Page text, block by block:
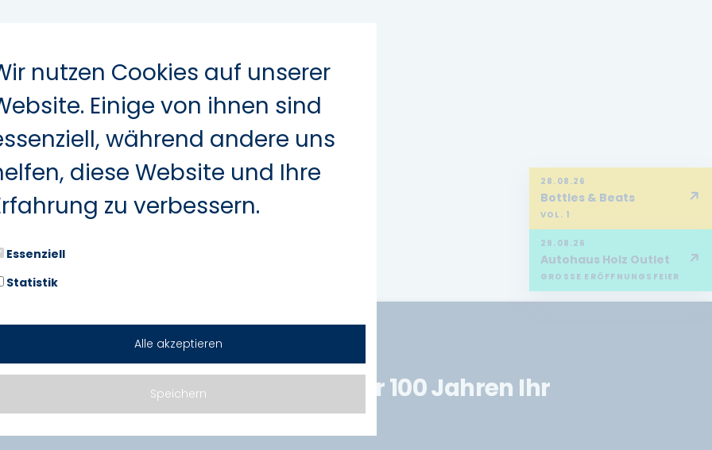
Zwei Standorte. Seit über 100 Jahren Ihr
28.08.26
Bottles & Beats
VOL. 1
↗
29.08.26
Autohaus Holz Outlet
GROSSE ERÖFFNUNGSFEIER
↗
nutzen Cookies auf unserer
Einige von ihnen sind
während andere uns
diese Website und Ihre
zu verbessern.
Essenziell
Statistik
Alle akzeptieren
Speichern